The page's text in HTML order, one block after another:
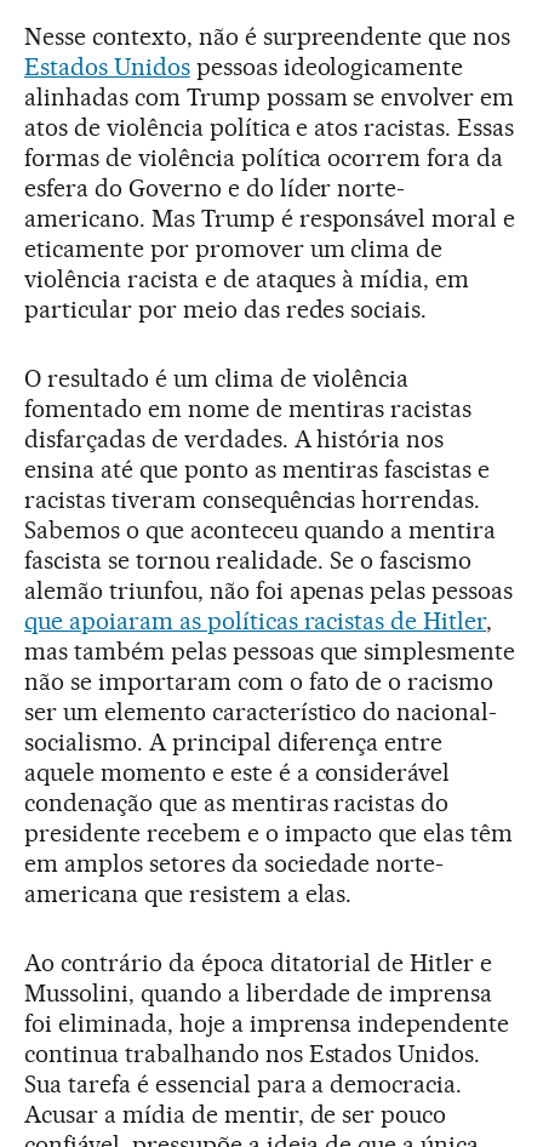
Nesse contexto, não é surpreendente que nos
Estados Unidospessoas ideologicamente
alinhadas com Trump possam se envolver em
atos de violência política e atos racistas. Essas
formas de violência política ocorrem fora da
esfera do Governo e do líder norte-
americano. Mas Trump é responsável moral e
eticamente por promover um clima de
violência racista e de ataques à mídia, em
particular por meio das redes sociais.
O resultado é um clima de violência
fomentado em nome de mentiras racistas
disfarçadas de verdades. A história nos
ensina até que ponto as mentiras fascistas e
racistas tiveram consequências horrendas.
Sabemos o que aconteceu quando a mentira
fascista se tornou realidade. Se o fascismo
alemão triunfou, não foi apenas pelas pessoas
que apoiaram as políticas racistas de Hitler,
mas também pelas pessoas que simplesmente
não se importaram com o fato de o racismo
ser um elemento característico do nacional-
socialismo. A principal diferença entre
aquele momento e este é a considerável
condenação que as mentiras racistas do
presidente recebem e o impacto que elas têm
em amplos setores da sociedade norte-
americana que resistem a elas.
Ao contrário da época ditatorial de Hitler e
Mussolini, quando a liberdade de imprensa
foi eliminada, hoje a imprensa independente
continua trabalhando nos Estados Unidos.
Sua tarefa é essencial para a democracia.
Acusar a mídia de mentir, de ser pouco